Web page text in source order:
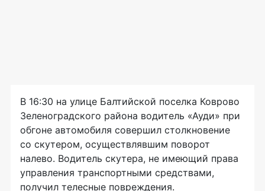
В 16:30 на улице Балтийской поселка Коврово
Зеленоградского района водитель «Ауди» при
обгоне автомобиля совершил столкновение
со скутером, осуществлявшим поворот
налево. Водитель скутера, не имеющий права
управления транспортными средствами,
получил телесные повреждения.